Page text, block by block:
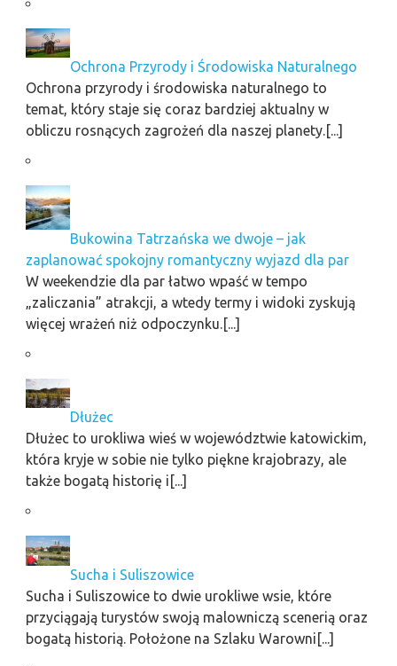
Ochrona Przyrody i Środowiska Naturalnego
Ochrona przyrody i środowiska naturalnego to
temat, który staje się coraz bardziej aktualny w
obliczu rosnących zagrożeń dla naszej planety.[...]
Bukowina Tatrzańska we dwoje – jak
zaplanować spokojny romantyczny wyjazd dla par
W weekendzie dla par łatwo wpaść w tempo
„zaliczania” atrakcji, a wtedy termy i widoki zyskują
więcej wrażeń niż odpoczynku.[...]
Dłużec
Dłużec to urokliwa wieś w województwie katowickim,
która kryje w sobie nie tylko piękne krajobrazy, ale
także bogatą historię i[...]
Sucha i Suliszowice
Sucha i Suliszowice to dwie urokliwe wsie, które
przyciągają turystów swoją malowniczą scenerią oraz
bogatą historią. Położone na Szlaku Warowni[...]